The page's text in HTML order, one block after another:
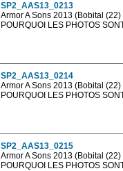
SP2_AAS13_0213
Armor A Sons 2013 (Bobital (22)
POURQUOI LES PHOTOS
SP2_AAS13_0214
Armor A Sons 2013 (Bobital (22)
POURQUOI LES PHOTOS
SP2_AAS13_0215
Armor A Sons 2013 (Bobital (22)
POURQUOI LES PHOTOS